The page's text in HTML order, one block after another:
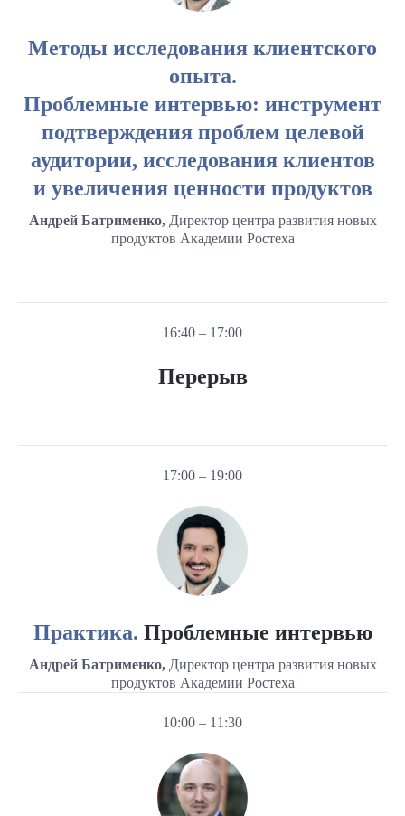
Методы исследования клиентского
опыта.
Проблемные интервью: инструмент
подтверждения проблем целевой
аудитории, исследования клиентов
и увеличения ценности продуктов
Андрей Батрименко, Директор центра развития новых
продуктов Академии Ростеха
16:40 – 17:00
Перерыв
17:00 – 19:00
Практика. Проблемные интервью
Андрей Батрименко, Директор центра развития новых
продуктов Академии Ростеха
10:00 – 11:30